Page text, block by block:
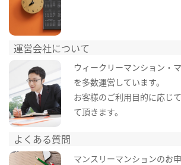
運営会社について
ウィークリーマンション・
を多数運営しています。
お客様のご利用目的に応じ
て頂きます。
よくある質問
マンスリーマンションのお